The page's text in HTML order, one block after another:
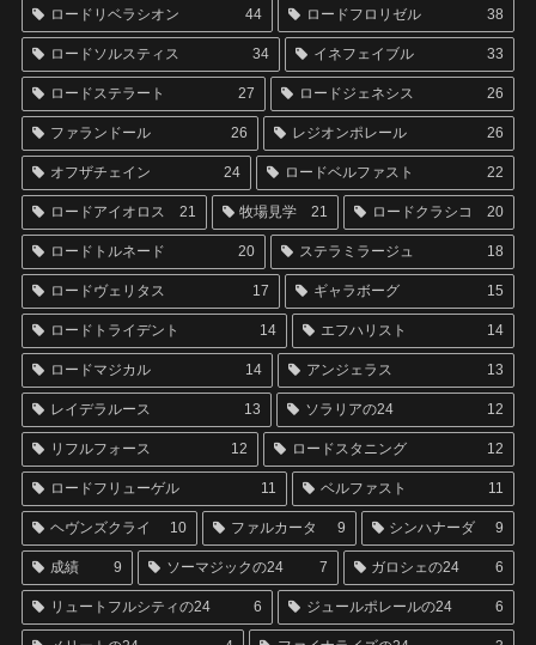
ロードリベラシオン 44 ロードフロリゼル 38
ロードソルスティス 34 イネフェイブル 33
ロードステラート 27 ロードジェネシス 26
ファランドール 26 レジオンポレール 26
オフザチェイン 24 ロードベルファスト 22
ロードアイオロス 21 牧場見学 21 ロードクラシコ 20
ロードトルネード 20 ステラミラージュ 18
ロードヴェリタス 17 ギャラボーグ 15
ロードトライデント 14 エフハリスト 14
ロードマジカル 14 アンジェラス 13
レイデラルース 13 ソラリアの24 12
リフルフォース 12 ロードスタニング 12
ロードフリューゲル 11 ベルファスト 11
ヘヴンズクライ 10 ファルカータ 9 シンハナーダ 9
成績 9 ソーマジックの24 7 ガロシェの24 6
リュートフルシティの24 6 ジュールポレールの24 6